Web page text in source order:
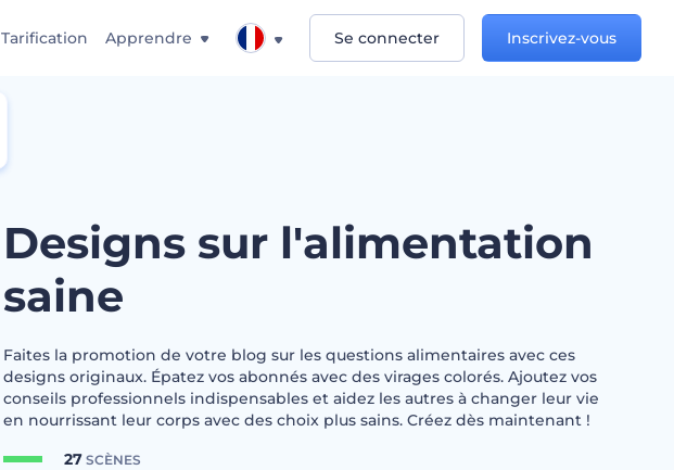
Tarification Apprendre Se connecter Inscrivez-vous
Designs sur l'alimentation
saine
Faites la promotion de votre blog sur les questions alimentaires avec ces
designs originaux. Épatez vos abonnés avec des virages colorés. Ajoutez vos
conseils professionnels indispensables et aidez les autres à changer leur vie
en nourrissant leur corps avec des choix plus sains. Créez dès maintenant !
27SCÈNES